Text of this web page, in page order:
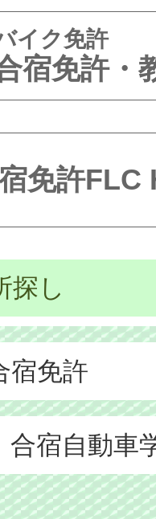
イク免許
宿免許・
免許FLC
探し
宿免許
合宿自動車